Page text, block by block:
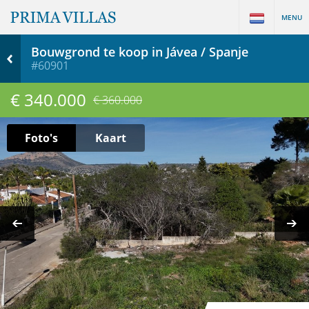
MENU
Bouwgrond te koop in Jávea / Spanje
#60901
€ 340.000 € 360.000
Foto's Kaart